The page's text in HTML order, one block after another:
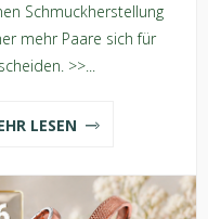
Schmuckherstellung
mehr Paare sich für
>>...
LESEN